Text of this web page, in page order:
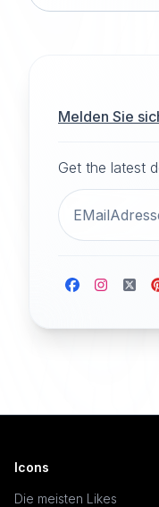
Melden Sie
Get the latest
Icons
Die meisten Likes